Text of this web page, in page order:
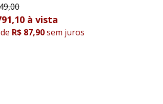
de R$ 87,90sem juros